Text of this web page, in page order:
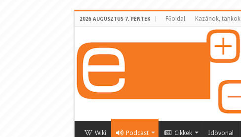
2026 AUGUSZTUS 7. PÉNTEK Főoldal Kazánok, tankok
Wiki Podcast Cikkek Idövonal